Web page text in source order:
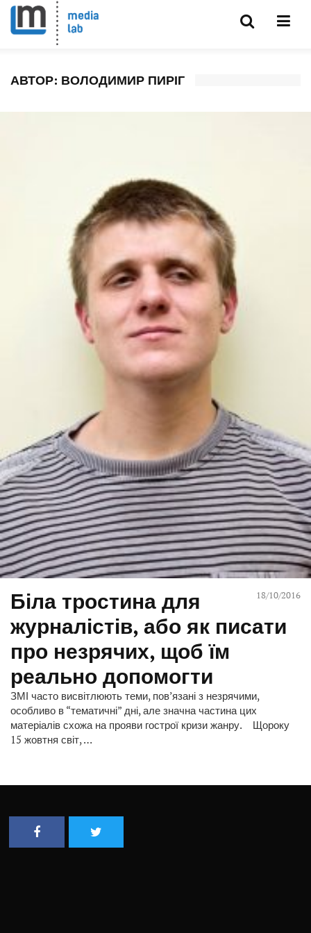
АВТОР: ВОЛОДИМИР ПИРІГ
18/10/2016
Біла тростина для
журналістів, або як писати
про незрячих, щоб їм
реально допомогти
ЗМІ часто висвітлюють теми, пов’язані з незрячими,
особливо в “тематичні” дні, але значна частина цих
матеріалів схожа на прояви гострої кризи жанру. Щороку
15 жовтня світ, …